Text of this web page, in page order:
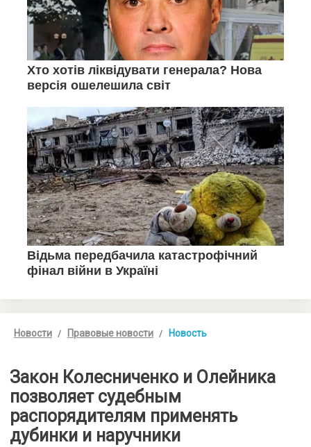
Новости Правовые новости Новость
Закон Колесниченко и Олейника
позволяет судебным
распорядителям применять
дубинки и наручники